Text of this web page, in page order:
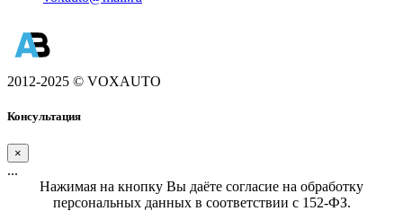
2012-2025 © VOXAUTO
Консультация
×
...
Нажимая на кнопку Вы даёте согласие на обработку
персональных данных в соответствии с 152-ФЗ.